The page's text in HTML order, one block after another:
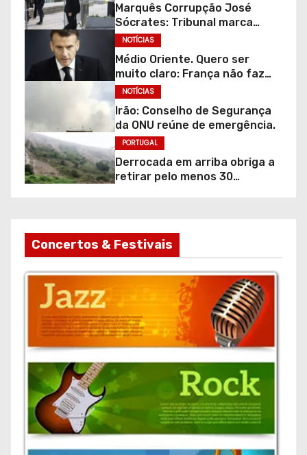
Marquês Corrupção José
Sócrates: Tribunal marca
audição de gravações para
julgamento continuar.
NOTÍCIAS
Médio Oriente. Quero ser
muito claro: França não faz
parte desta guerra!
NOTÍCIAS
Irão: Conselho de Segurança
da ONU reúne de emergência.
PORTUGAL
Derrocada em arriba obriga a
retirar pelo menos 30
Concertos & Festivais